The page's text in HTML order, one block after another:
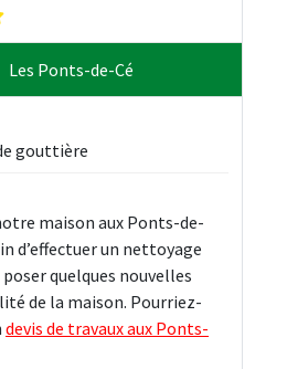
Les Ponts-de-Cé
gouttière
maison aux Ponts-de-
d’effectuer un nettoyage
quelques nouvelles
de la maison. Pourriez-
devis de travaux aux Ponts-